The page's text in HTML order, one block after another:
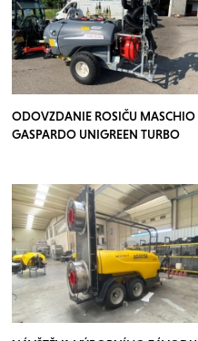
ODOVZDANIE ROSIČU MASCHIO
GASPARDO UNIGREEN TURBO